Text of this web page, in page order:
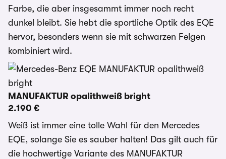
Farbe, die aber insgesammt immer noch recht
dunkel bleibt. Sie hebt die sportliche Optik des EQE
hervor, besonders wenn sie mit schwarzen Felgen
kombiniert wird.
MANUFAKTUR opalithweiß bright
2.190 €
Weiß ist immer eine tolle Wahl für den Mercedes
EQE, solange Sie es sauber halten! Das gilt auch für
die hochwertige Variante des MANUFAKTUR